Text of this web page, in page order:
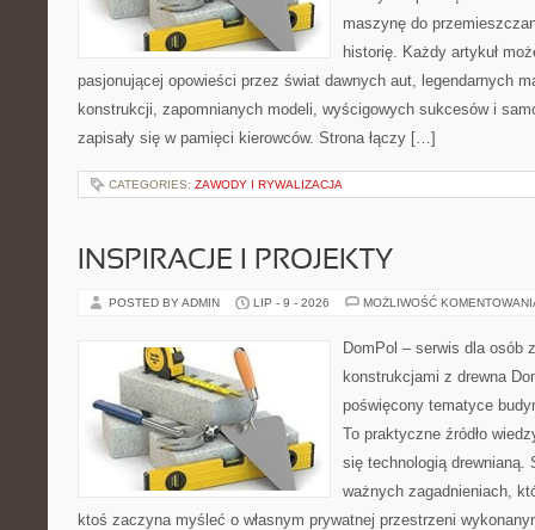
maszynę do
historię. Każdy artykuł
pasjonującej opowieści przez świat dawnych aut, legendarnych
konstrukcji, zapomnianych modeli, wyścigowych sukcesów i
zapisały się w pamięci kierowców. Strona łączy […]
CATEGORIES: ZAWODY I RYWALIZACJA
INSPIRACJE I PROJEKTY
POSTED BY ADMIN LIP - 9 - 2026 MOŻLIWOŚĆ
DomPol – serwis dla osób
konstrukcjami z drewna
poświęcony tematyce
To praktyczne źródło
się technologią drewnianą.
ważnych zagadnieniach,
ktoś zaczyna myśleć o własnym prywatnej przestrzeni